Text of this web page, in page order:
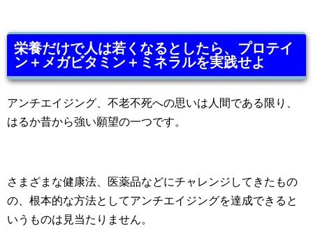
栄養だけで人は若くなるとしたら、プロテイ
ン＋メガビタミン＋ミネラルを実践せよ
アンチエイジング、不老不死への思いは人間である限り、
はるか昔から強い願望の一つです。
さまざまな健康法、医薬品などにチャレンジしてきたもの
の、根本的な方法としてアンチエイジングを達成できると
いうものは見当たりません。